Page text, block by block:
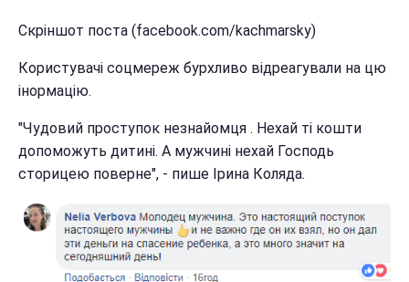
Скріншот поста (facebook.com/kachmarsky)
Користувачі соцмереж бурхливо відреагували на цю
інормацію.
"Чудовий проступок незнайомця . Нехай ті кошти
допоможуть дитині. А мужчині нехай Господь
сторицею поверне", - пише Ірина Коляда.